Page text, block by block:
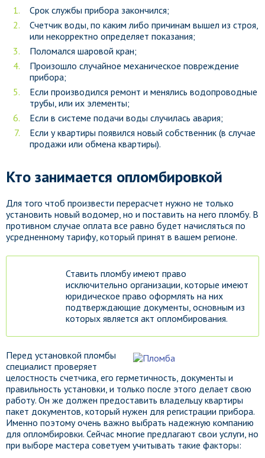
Срок службы прибора закончился;
Счетчик воды, по каким либо причинам вышел из строя,
или некорректно определяет показания;
Поломался шаровой кран;
Произошло случайное механическое повреждение
прибора;
Если производился ремонт и менялись водопроводные
трубы, или их элементы;
Если в системе подачи воды случилась авария;
Если у квартиры появился новый собственник (в случае
продажи или обмена квартиры).
Кто занимается опломбировкой
Для того чтоб произвести перерасчет нужно не только
установить новый водомер, но и поставить на него пломбу. В
противном случае оплата все равно будет начисляться по
усредненному тарифу, который принят в вашем регионе.
Ставить пломбу имеют право
исключительно организации, которые имеют
юридическое право оформлять на них
подтверждающие документы, основным из
которых является акт опломбирования.
Перед установкой пломбы
специалист проверяет
целостность счетчика, его герметичность, документы и
правильность установки, и только после этого делает свою
работу. Он же должен предоставить владельцу квартиры
пакет документов, который нужен для регистрации прибора.
Именно поэтому очень важно выбрать надежную компанию
для опломбировки. Сейчас многие предлагают свои услуги, но
при выборе мастера советуем учитывать такие факторы: